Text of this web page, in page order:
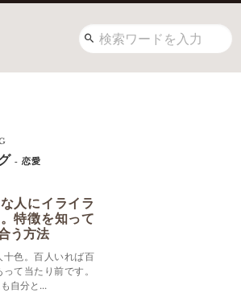
- 恋愛
人にイライラ
特徴を知って
う方法
十色。百人いれば百
て当たり前です。
自分と...